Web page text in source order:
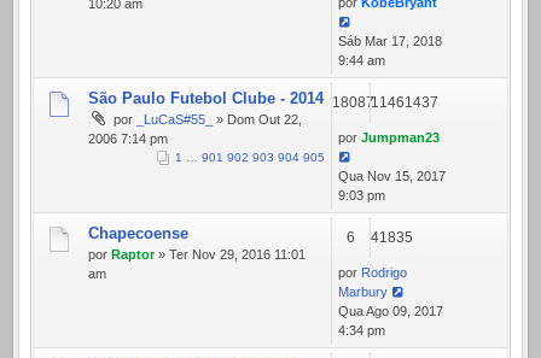
10:20 am
Sáb Mar 17, 2018
9:44 am
São Paulo Futebol Clube - 2014
por _LuCaS#55_
» Dom Out 22,
2006 7:14 pm
1 … 901 902 903 904 905
1808711461437
por Jumpman23
Qua Nov 15, 2017
9:03 pm
Chapecoense
por Raptor» Ter Nov 29, 2016 11:01
am
6 41835
por Rodrigo
Marbury
Qua Ago 09, 2017
4:34 pm